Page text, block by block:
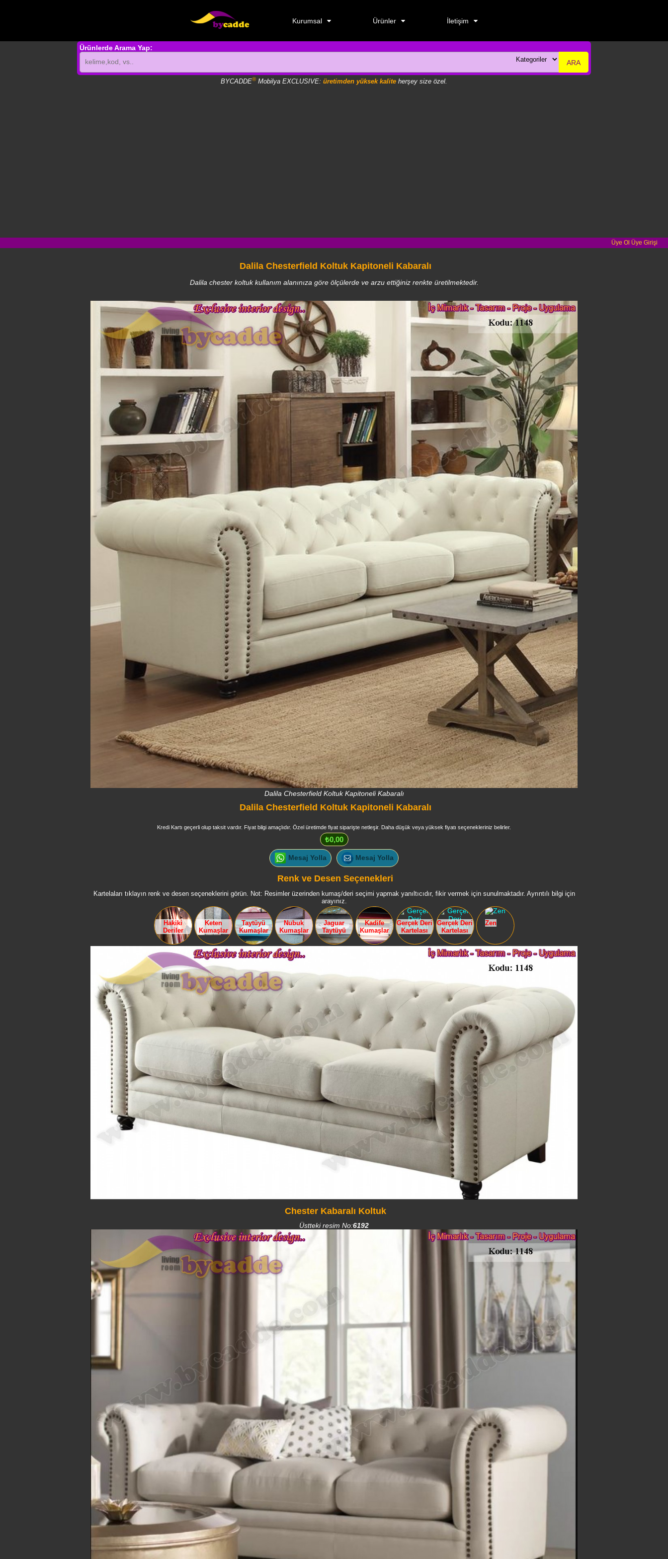
Kurumsal Ürünler İletişim
Ürünlerde Arama Yap:
ARA
BYCADDE® Mobilya EXCLUSIVE: üretimden yüksek kalite herşey size özel.
Üye Ol Üye Girişi
Dalila Chesterfield Koltuk Kapitoneli Kabaralı
Dalila chester koltuk kullanım alanınıza göre ölçülerde ve arzu ettiğiniz renkte üretilmektedir.
Dalila Chesterfield Koltuk Kapitoneli Kabaralı
Dalila Chesterfield Koltuk Kapitoneli Kabaralı
Kredi Kartı geçerli olup taksit vardır. Fiyat bilgi amaçlıdır. Özel üretimde fiyat siparişte netleşir. Daha düşük veya yüksek fiyatı seçenekleriniz belirler.
₺0,00
Mesaj Yolla Mesaj Yolla
Renk ve Desen Seçenekleri
Kartelaları tıklayın renk ve desen seçeneklerini görün. Not: Resimler üzerinden kumaş/deri seçimi yapmak yanıltıcıdır, fikir vermek için sunulmaktadır. Ayrıntılı bilgi için
arayınız.
Hakiki
Deriler
Keten
Kumaşlar
Taytüyü
Kumaşlar
Nubuk
Kumaşlar
Jaguar
Taytüyü
Kadife
Kumaşlar
Gerçek Deri
Kartelası
Gerçek Deri
Kartelası
Zen
Chester Kabaralı Koltuk
Üstteki resim No:6192